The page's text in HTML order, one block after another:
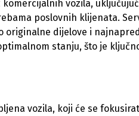
vozila,
poslovnih klijenata.
originalne dijelove i
stanju, što je
vozila, koji će se